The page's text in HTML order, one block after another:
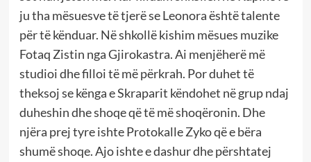
ju tha mësuesve të tjerë se Leonora është talente
për të kënduar. Në shkollë kishim mësues muzike
Fotaq Zistin nga Gjirokastra. Ai menjëherë më
studioi dhe filloi të më përkrah. Por duhet të
theksoj se kënga e Skraparit këndohet në grup ndaj
duheshin dhe shoqe që të më shoqëronin. Dhe
njëra prej tyre ishte Protokalle Zyko që e bëra
shumë shoqe. Ajo ishte e dashur dhe përshtatej